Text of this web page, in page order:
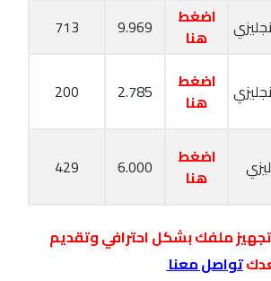
اضغط
هنا
9.969
713
اضغط
هنا
2.785
200
اضغط
هنا
6.000
429
ملفك بشكل احترافي وتقديم
تواصل معنا